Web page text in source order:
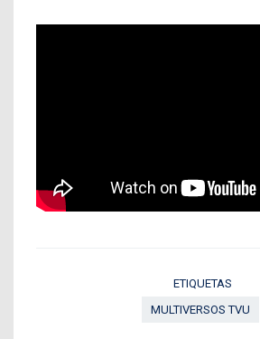
ETIQUETAS
MULTIVERSOS TVU